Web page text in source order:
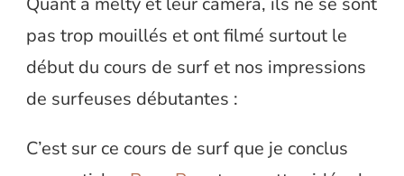
pas trop mouillés et ont filmé surtout le
début du cours de surf et nos impressions
de surfeuses débutantes :
C’est sur ce cours de surf que je conclus